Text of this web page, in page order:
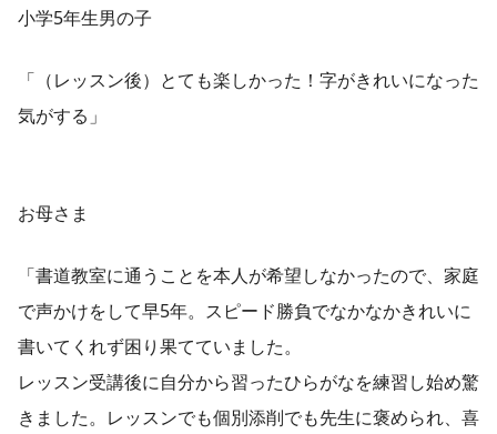
小学5年生男の子
「（レッスン後）とても楽しかった！字がきれいになった
気がする」
お母さま
「書道教室に通うことを本人が希望しなかったので、家庭
で声かけをして早5年。スピード勝負でなかなかきれいに
書いてくれず困り果てていました。
レッスン受講後に自分から習ったひらがなを練習し始め驚
きました。レッスンでも個別添削でも先生に褒められ、喜